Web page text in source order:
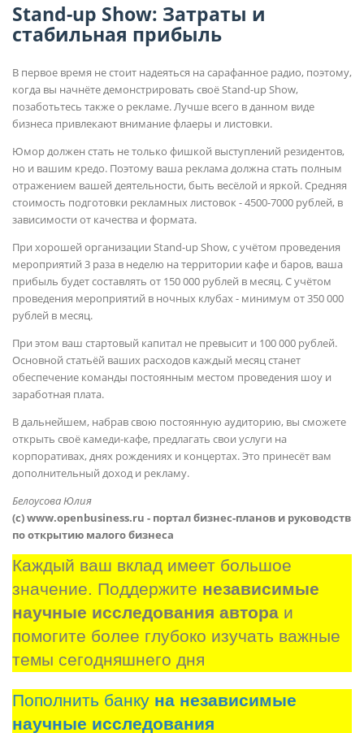
Stand-up Show: Затраты и
стабильная прибыль
В первое время не стоит надеяться на сарафанное радио, поэтому,
когда вы начнёте демонстрировать своё Stand-up Show,
позаботьтесь также о рекламе. Лучше всего в данном виде
бизнеса привлекают внимание флаеры и листовки.
Юмор должен стать не только фишкой выступлений резидентов,
но и вашим кредо. Поэтому ваша реклама должна стать полным
отражением вашей деятельности, быть весёлой и яркой. Средняя
стоимость подготовки рекламных листовок - 4500-7000 рублей, в
зависимости от качества и формата.
При хорошей организации Stand-up Show, с учётом проведения
мероприятий 3 раза в неделю на территории кафе и баров, ваша
прибыль будет составлять от 150 000 рублей в месяц. С учётом
проведения мероприятий в ночных клубах - минимум от 350 000
рублей в месяц.
При этом ваш стартовый капитал не превысит и 100 000 рублей.
Основной статьёй ваших расходов каждый месяц станет
обеспечение команды постоянным местом проведения шоу и
заработная плата.
В дальнейшем, набрав свою постоянную аудиторию, вы сможете
открыть своё камеди-кафе, предлагать свои услуги на
корпоративах, днях рождениях и концертах. Это принесёт вам
дополнительный доход и рекламу.
Белоусова Юлия
(с) www.openbusiness.ru - портал бизнес-планов и руководств
по открытию малого бизнеса
Каждый ваш вклад имеет большое
значение. Поддержите независимые
научные исследования автора и
помогите более глубоко изучать важные
темы сегодняшнего дня
Пополнить банку на независимые
научные исследования